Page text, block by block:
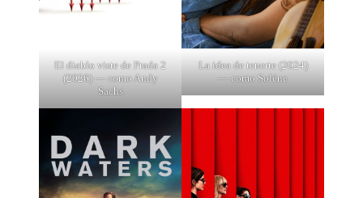
El diablo viste de Prada 2
(2026) — como Andy
Sachs
La idea de tenerte (2024)
— como Solène